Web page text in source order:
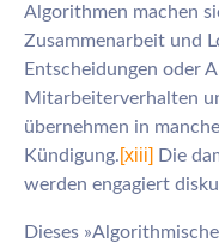
Algorithmen machen
Zusammenarbeit und
Entscheidungen oder
Mitarbeiterverhalten
übernehmen in
Kündigung.[xiii] Die
werden engagiert
Dieses